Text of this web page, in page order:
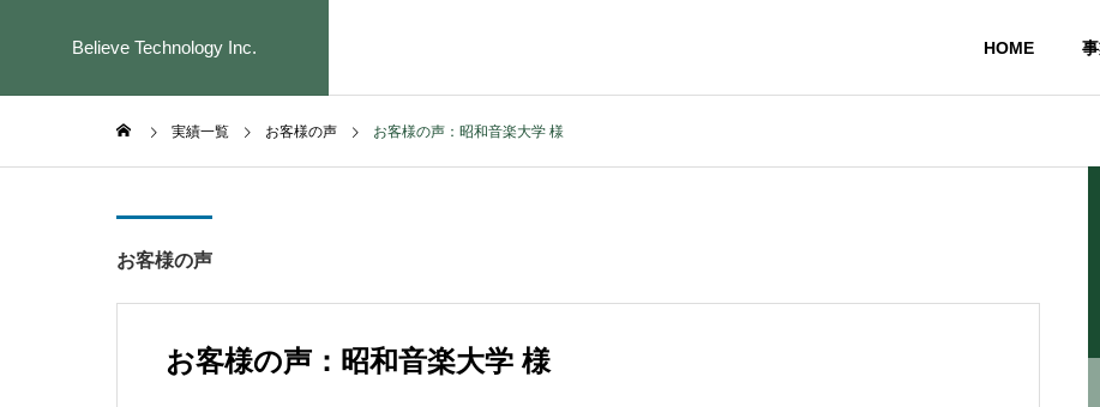
Believe Technology Inc. HOME
事業内容
実績一覧 お客様の声 お客様の声：昭和音楽大学 様
お客様の声
お客様の声：昭和音楽大学 様